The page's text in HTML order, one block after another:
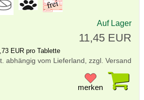
Auf Lager
11,45 EUR
EUR pro Tablette
abhängig vom Lieferland, zzgl. Versand
merken